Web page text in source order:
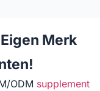
Merk
ODM supplement